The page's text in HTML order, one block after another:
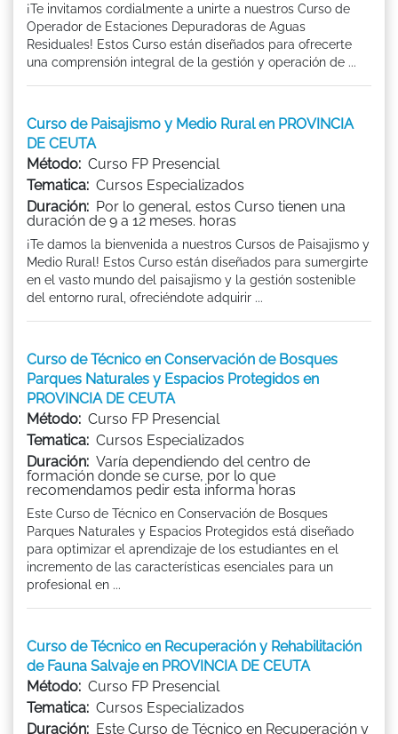
¡Te invitamos cordialmente a unirte a nuestros Curso de
Operador de Estaciones Depuradoras de Aguas
Residuales! Estos Curso están diseñados para ofrecerte
una comprensión integral de la gestión y operación de ...
Curso de Paisajismo y Medio Rural en PROVINCIA
DE CEUTA
Método: Curso FP Presencial
Tematica: Cursos Especializados
Duración: Por lo general, estos Curso tienen una
duración de 9 a 12 meses. horas
¡Te damos la bienvenida a nuestros Cursos de Paisajismo y
Medio Rural! Estos Curso están diseñados para sumergirte
en el vasto mundo del paisajismo y la gestión sostenible
del entorno rural, ofreciéndote adquirir ...
Curso de Técnico en Conservación de Bosques
Parques Naturales y Espacios Protegidos en
PROVINCIA DE CEUTA
Método: Curso FP Presencial
Tematica: Cursos Especializados
Duración: Varía dependiendo del centro de
formación donde se curse, por lo que
recomendamos pedir esta informa horas
Este Curso de Técnico en Conservación de Bosques
Parques Naturales y Espacios Protegidos está diseñado
para optimizar el aprendizaje de los estudiantes en el
incremento de las características esenciales para un
profesional en ...
Curso de Técnico en Recuperación y Rehabilitación
de Fauna Salvaje en PROVINCIA DE CEUTA
Método: Curso FP Presencial
Tematica: Cursos Especializados
Duración: Este Curso de Técnico en Recuperación y